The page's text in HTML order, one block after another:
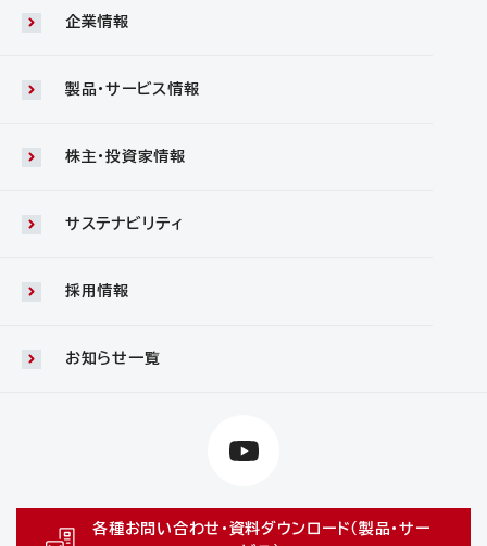
企業情報
製品・サービス情報
株主・投資家情報
サステナビリティ
採用情報
お知らせ一覧
各種お問い合わせ・資料ダウンロード（製品・サー